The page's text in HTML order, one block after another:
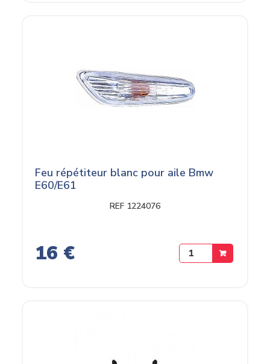
Feu répétiteur blanc pour aile Bmw
E60/E61
REF 1224076
16 €